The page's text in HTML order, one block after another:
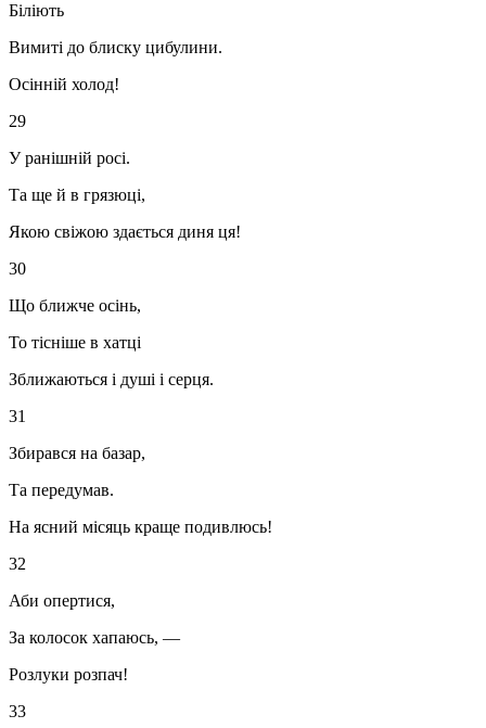
Біліють
Вимиті до блиску цибулини.
Осінній холод!
29
У ранішній росі.
Та ще й в грязюці,
Якою свіжою здається диня ця!
30
Що ближче осінь,
То тісніше в хатці
Зближаються і душі і серця.
31
Збирався на базар,
Та передумав.
На ясний місяць краще подивлюсь!
32
Аби опертися,
За колосок хапаюсь, —
Розлуки розпач!
33